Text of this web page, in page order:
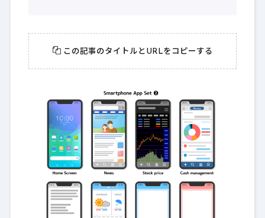
この記事のタイトルとURLをコピーする